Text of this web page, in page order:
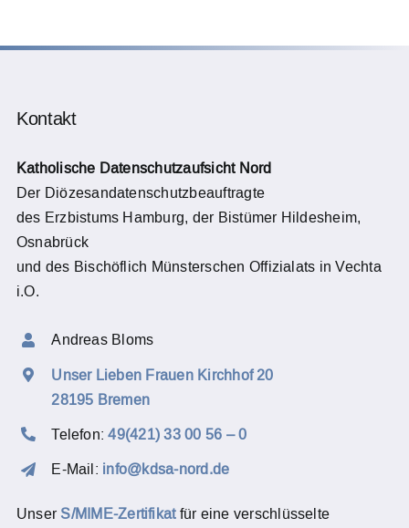
Kontakt
Katholische Datenschutzaufsicht Nord
Der Diözesandatenschutzbeauftragte
des Erzbistums Hamburg, der Bistümer Hildesheim,
Osnabrück
und des Bischöflich Münsterschen Offizialats in Vechta
i.O.
Andreas Bloms
Unser Lieben Frauen Kirchhof 20
28195 Bremen
Telefon:49(421) 33 00 56 – 0
E-Mail: info@kdsa-nord.de
Unser S/MIME-Zertifikatfür eine verschlüsselte